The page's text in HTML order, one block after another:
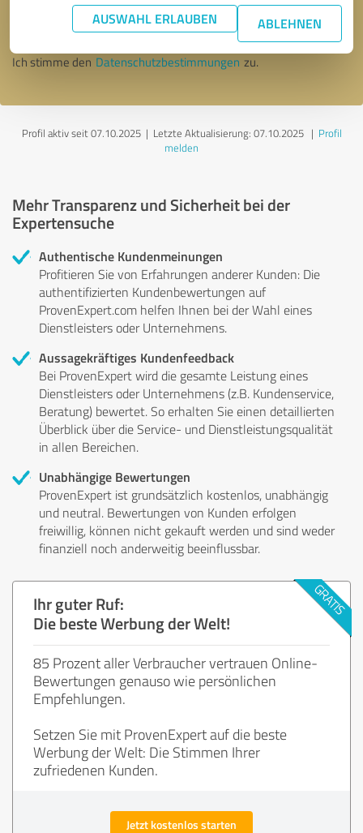
AUSWAHL ERLAUBEN ABLEHNEN
Nachricht senden
Ich stimme den Datenschutzbestimmungen zu.
Profil aktiv seit 07.10.2025 | Letzte Aktualisierung: 07.10.2025| Profil
melden
Mehr Transparenz und Sicherheit bei der
Expertensuche
Authentische Kundenmeinungen
Profitieren Sie von Erfahrungen anderer Kunden: Die
authentifizierten Kundenbewertungen auf
ProvenExpert.com helfen Ihnen bei der Wahl eines
Dienstleisters oder Unternehmens.
Aussagekräftiges Kundenfeedback
Bei ProvenExpert wird die gesamte Leistung eines
Dienstleisters oder Unternehmens (z.B. Kundenservice,
Beratung) bewertet. So erhalten Sie einen detaillierten
Überblick über die Service- und Dienstleistungsqualität
in allen Bereichen.
Unabhängige Bewertungen
ProvenExpert ist grundsätzlich kostenlos, unabhängig
und neutral. Bewertungen von Kunden erfolgen
freiwillig, können nicht gekauft werden und sind weder
finanziell noch anderweitig beeinflussbar.
Ihr guter Ruf:
Die beste Werbung der Welt!
85 Prozent aller Verbraucher vertrauen Online-
Bewertungen genauso wie persönlichen
Empfehlungen.
Setzen Sie mit ProvenExpert auf die beste
Werbung der Welt: Die Stimmen Ihrer
zufriedenen Kunden.
Jetzt kostenlos starten